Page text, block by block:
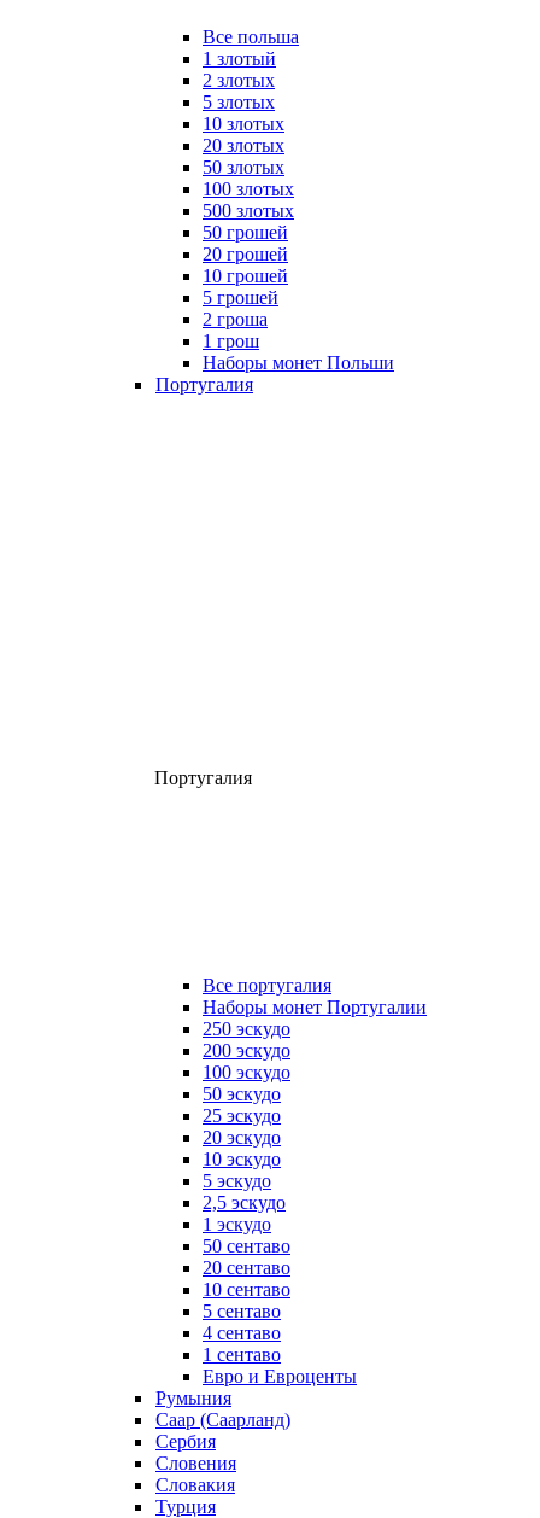
Все польша
1 злотый
2 злотых
5 злотых
10 злотых
20 злотых
50 злотых
100 злотых
500 злотых
50 грошей
20 грошей
10 грошей
5 грошей
2 гроша
1 грош
Наборы монет Польши
Португалия
Португалия
Все португалия
Наборы монет Португалии
250 эскудо
200 эскудо
100 эскудо
50 эскудо
25 эскудо
20 эскудо
10 эскудо
5 эскудо
2,5 эскудо
1 эскудо
50 сентаво
20 сентаво
10 сентаво
5 сентаво
4 сентаво
1 сентаво
Евро и Евроценты
Румыния
Саар (Саарланд)
Сербия
Словения
Словакия
Турция